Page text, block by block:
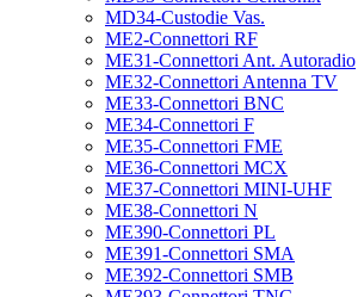
MD34-Custodie Vas.
ME2-Connettori RF
ME31-Connettori Ant. Autoradio
ME32-Connettori Antenna TV
ME33-Connettori BNC
ME34-Connettori F
ME35-Connettori FME
ME36-Connettori MCX
ME37-Connettori MINI-UHF
ME38-Connettori N
ME390-Connettori PL
ME391-Connettori SMA
ME392-Connettori SMB